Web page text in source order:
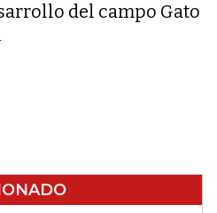
del campo Gato